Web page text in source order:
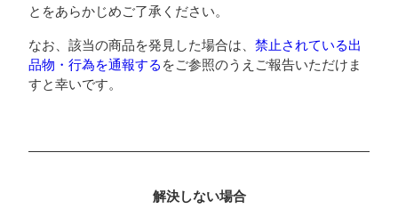
とをあらかじめご了承ください。
なお、該当の商品を発見した場合は、 禁止されている出
品物・行為を通報する をご参照のうえご報告いただけま
すと幸いです。
解決しない場合